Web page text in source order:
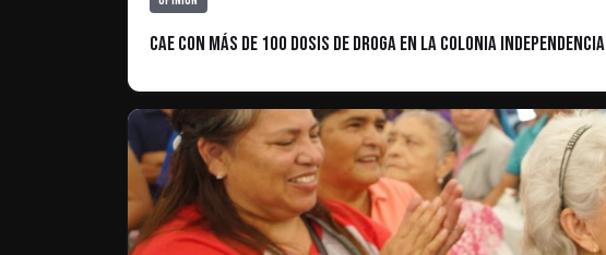
Cae con más de 100 dosis de droga en la colonia Independencia